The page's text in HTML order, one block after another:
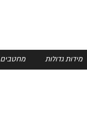
מידות גדולות מחטבים